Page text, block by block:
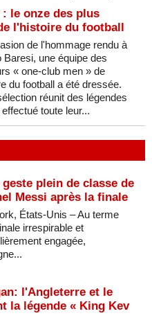
le onze des plus
l'histoire du football
de l'hommage rendu à
Baresi, une équipe des
« one-club men » de
du football a été dressée.
réunit des légendes
toute leur...
plein de classe de
Messi après la finale
États-Unis – Au terme
irrespirable et
engagée,
l'Angleterre et le
la légende « King Kev